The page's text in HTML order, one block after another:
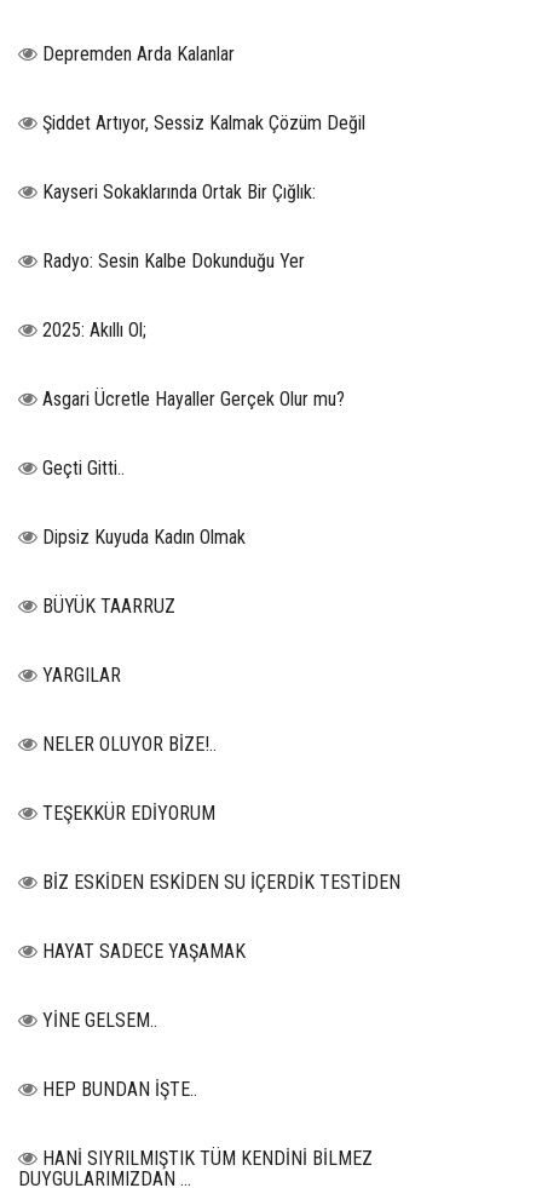
Depremden Arda Kalanlar
Şiddet Artıyor, Sessiz Kalmak Çözüm Değil
Kayseri Sokaklarında Ortak Bir Çığlık:
Radyo: Sesin Kalbe Dokunduğu Yer
2025: Akıllı Ol;
Asgari Ücretle Hayaller Gerçek Olur mu?
Geçti Gitti..
Dipsiz Kuyuda Kadın Olmak
BÜYÜK TAARRUZ
YARGILAR
NELER OLUYOR BİZE!..
TEŞEKKÜR EDİYORUM
BİZ ESKİDEN ESKİDEN SU İÇERDİK TESTİDEN
HAYAT SADECE YAŞAMAK
YİNE GELSEM..
HEP BUNDAN İŞTE..
HANİ SIYRILMIŞTIK TÜM KENDİNİ BİLMEZ
DUYGULARIMIZDAN …